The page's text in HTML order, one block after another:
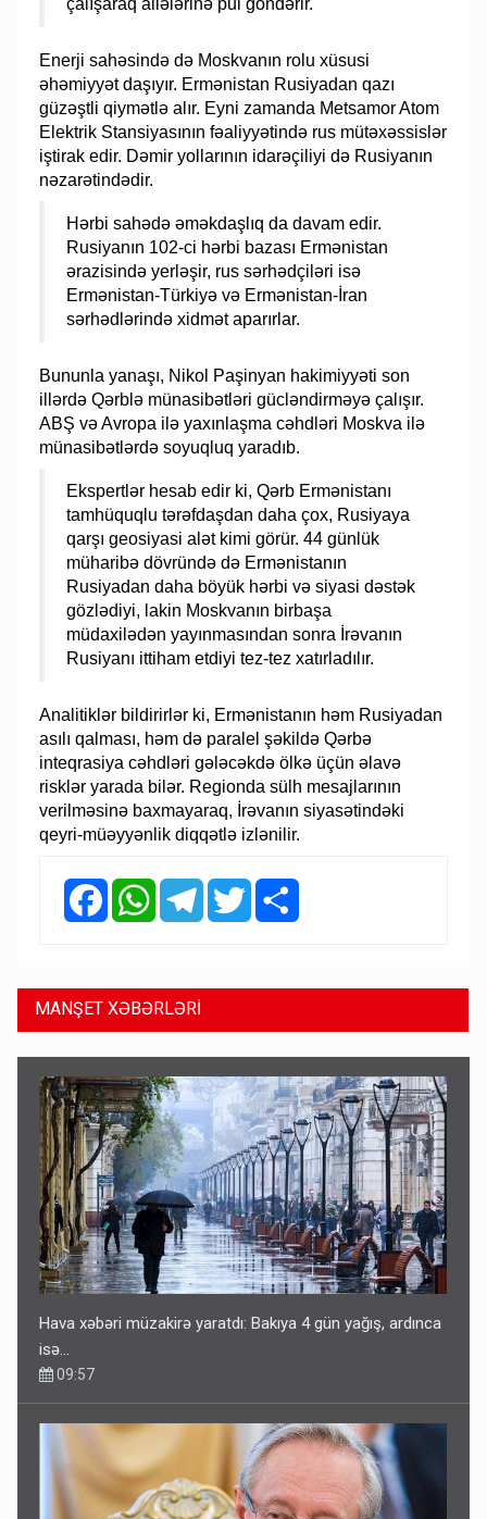
çalışaraq ailələrinə pul göndərir.
Enerji sahəsində də Moskvanın rolu xüsusi
əhəmiyyət daşıyır. Ermənistan Rusiyadan qazı
güzəştli qiymətlə alır. Eyni zamanda Metsamor Atom
Elektrik Stansiyasının fəaliyyətində rus mütəxəssislər
iştirak edir. Dəmir yollarının idarəçiliyi də Rusiyanın
nəzarətindədir.
Hərbi sahədə əməkdaşlıq da davam edir.
Rusiyanın 102-ci hərbi bazası Ermənistan
ərazisində yerləşir, rus sərhədçiləri isə
Ermənistan-Türkiyə və Ermənistan-İran
sərhədlərində xidmət aparırlar.
Bununla yanaşı, Nikol Paşinyan hakimiyyəti son
illərdə Qərblə münasibətləri gücləndirməyə çalışır.
ABŞ və Avropa ilə yaxınlaşma cəhdləri Moskva ilə
münasibətlərdə soyuqluq yaradıb.
Ekspertlər hesab edir ki, Qərb Ermənistanı
tamhüquqlu tərəfdaşdan daha çox, Rusiyaya
qarşı geosiyasi alət kimi görür. 44 günlük
müharibə dövründə də Ermənistanın
Rusiyadan daha böyük hərbi və siyasi dəstək
gözlədiyi, lakin Moskvanın birbaşa
müdaxilədən yayınmasından sonra İrəvanın
Rusiyanı ittiham etdiyi tez-tez xatırladılır.
Analitiklər bildirirlər ki, Ermənistanın həm Rusiyadan
asılı qalması, həm də paralel şəkildə Qərbə
inteqrasiya cəhdləri gələcəkdə ölkə üçün əlavə
risklər yarada bilər. Regionda sülh mesajlarının
verilməsinə baxmayaraq, İrəvanın siyasətindəki
qeyri-müəyyənlik diqqətlə izlənilir.
FacebookWhatsAppTelegramTwitter
MANŞET XƏBƏRLƏRİ
Hava xəbəri müzakirə yaratdı: Bakıya 4 gün yağış, ardınca
isə…
09:57